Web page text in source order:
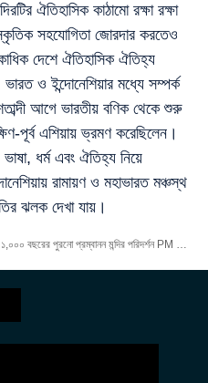
ঐতিহাসিক কাঠামো রক্ষা রক্ষা
সহযোগিতা জোরদার করতেও
দেশে ঐতিহাসিক ঐতিহ্য
ও ইন্দোনেশিয়ার মধ্যে সম্পর্ক
আগে ভারতীয় বণিক থেকে শুরু
পূর্ব এশিয়ায় ভ্রমণ করেছিলেন।
ধর্ম এবং ঐতিহ্য নিয়ে
রামায়ণ ও মহাভারত মঞ্চস্থ
ঝলক দেখা যায়।
মন্দির পরিদর্শন PM মোদীর,ইন্দোনেশিয়ায় সনাতন ঐতিহ্য রক্ষায় সংস্কার ভারতের